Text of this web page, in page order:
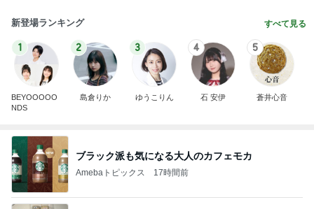
新登場ランキング すべて見る
1
BEYOOOOO
NDS
2
島倉りか
3
ゆうこりん
4
石 安伊
5
蒼井心音
ブラック派も気になる大人のカフェモカ
Amebaトピックス 17時間前